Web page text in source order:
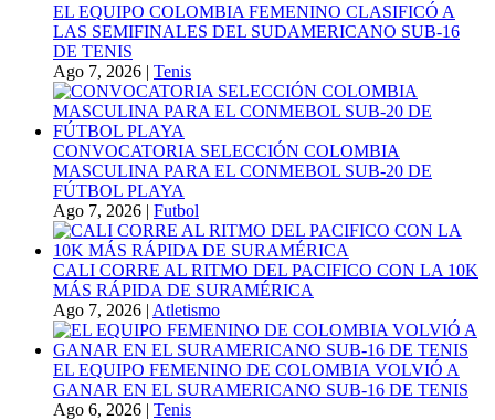
EL EQUIPO COLOMBIA FEMENINO CLASIFICÓ A
LAS SEMIFINALES DEL SUDAMERICANO SUB-16
DE TENIS
Ago 7, 2026 | Tenis
CONVOCATORIA SELECCIÓN COLOMBIA
MASCULINA PARA EL CONMEBOL SUB-20 DE
FÚTBOL PLAYA
Ago 7, 2026 | Futbol
CALI CORRE AL RITMO DEL PACIFICO CON LA 10K
MÁS RÁPIDA DE SURAMÉRICA
Ago 7, 2026 | Atletismo
EL EQUIPO FEMENINO DE COLOMBIA VOLVIÓ A
GANAR EN EL SURAMERICANO SUB-16 DE TENIS
Ago 6, 2026 | Tenis